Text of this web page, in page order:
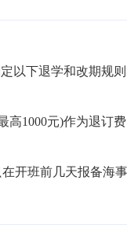
以下退学和改期规则
1000元)作为退订费
开班前几天报备海